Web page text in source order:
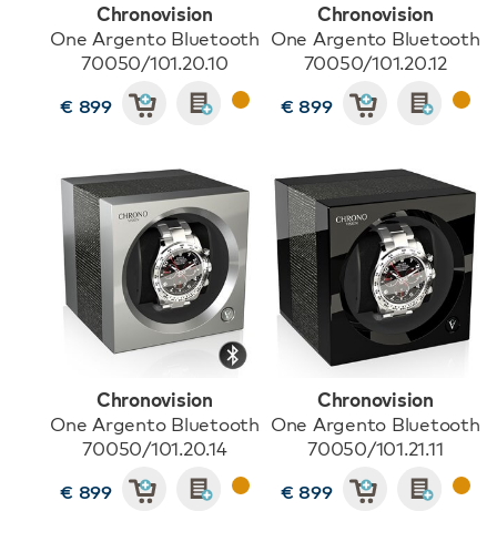
Chronovision
One Argento Bluetooth
70050/101.20.10
€ 899
Chronovision
One Argento Bluetooth
70050/101.20.12
€ 899
Chronovision
One Argento Bluetooth
70050/101.20.14
€ 899
Chronovision
One Argento Bluetooth
70050/101.21.11
€ 899